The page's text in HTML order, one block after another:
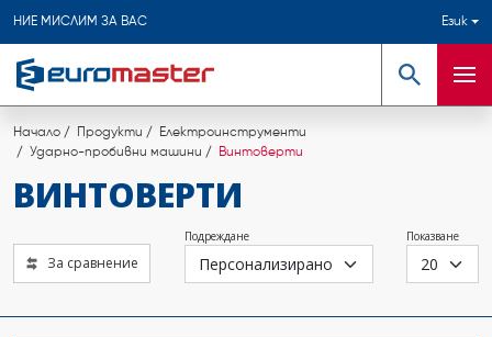
НИЕ МИСЛИМ ЗА ВАС Език
Търсене
Начало Продукти
Електроинструменти
Ударно-пробивни машини
Винтоверти
ВИНТОВЕРТИ
За сравнение
Подреждане Показване